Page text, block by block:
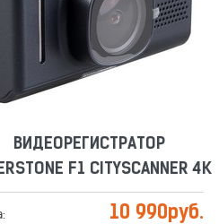
Сравнить Отложить
ВИДЕОРЕГИСТРАТОР
F1 CITYSCANNER 4K
10 990руб.